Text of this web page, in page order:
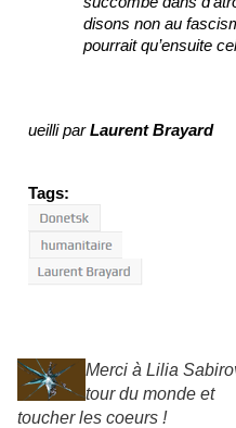
disons non au
pourrait qu’ensuite
ueilli parLaurent Brayard
Tags:
Merci à Lilia
tour du monde et
toucher les coeurs !